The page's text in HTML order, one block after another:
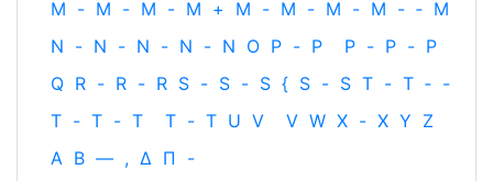
M - M - M - M + M - M - M - M - ‐ M
N - N - N - N - N O P - P P - P - P
Q R - R - R S - S - S { S - S T - T ‐ -
T - T - T T - T U V V W X - X Y Z
Α Β — , Δ Π -